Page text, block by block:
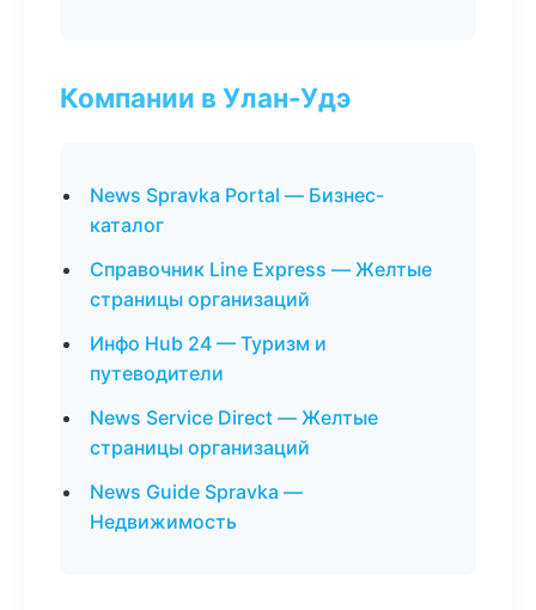
Компании в Улан-Удэ
News Spravka Portal — Бизнес-
каталог
Справочник Line Express — Желтые
страницы организаций
Инфо Hub 24 — Туризм и
путеводители
News Service Direct — Желтые
страницы организаций
News Guide Spravka —
Недвижимость